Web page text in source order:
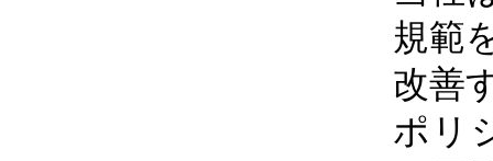
規範
改善
ポリ